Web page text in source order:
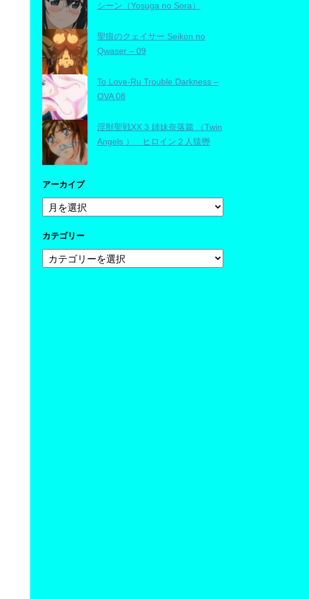
シーン（Yosuga no Sora）
聖痕のクェイサー Seikon no
Qwaser – 09
To Love-Ru Trouble Darkness –
OVA 08
淫獣聖戦XX 3 姉妹奈落篇 （Twin
Angels ） ヒロイン２人猿轡
アーカイブ
ア
ー
イ
カテゴリー
テ